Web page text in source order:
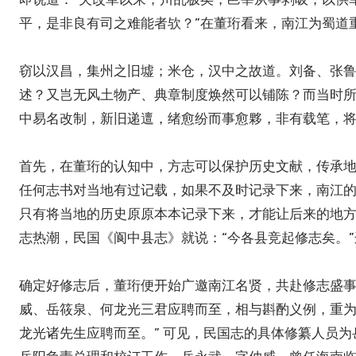
平，是非良有司之难能者欤？”在董珩看来，南江为蜀
窃以汉昌，集州之旧墟；米仓，汉中之故道。刘备、张
述？又岂无风土物产、典章制度焕然可以铺陈？而当时
中易名改制，新旧递邅，绪愈纷而事愈夥，非有载笔，
首先，在董珩的认知中，方志可以保护历史文献，传承
任何志书对当地有过记载，如果不及时记录下来，南江
只有将当地的历史原原本本记录下来，才能让后来的地
志热潮，民国《阆中县志》就说：“今各县竞起修志矣
确定好修志后，董珩便开始广邀南江名贤，共赴修志盛
威、岳筱泉、何龙光三君应聘而至，相与斟酌义例，重
龙光诸先生应聘而至。” 可见，民国志的具体修纂人员